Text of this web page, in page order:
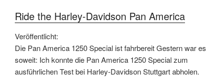
kurze
Beine“
Ride the Harley-Davidson Pan America
Veröffentlicht:
Die Pan America 1250 Special ist fahrbereit Gestern war es
soweit: Ich konnte die Pan America 1250 Special zum
ausführlichen Test bei Harley-Davidson Stuttgart abholen.